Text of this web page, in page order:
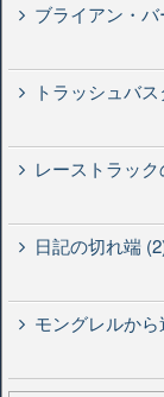
ブライアン・
トラッシュバ
レーストラッ
日記の切れ端
モングレルか